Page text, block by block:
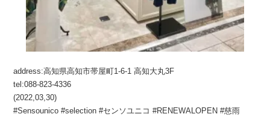
address:高知県高知市帯屋町1-6-1高知大丸3F
tel:088-823-4336
(2022,03,30)
#Sensounico #selection #センソユニコ #RENEWALOPEN #慈雨